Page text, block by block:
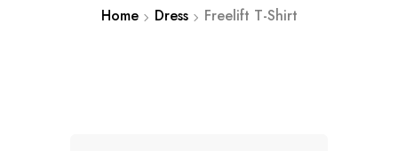
Home Dress Freelift T-Shirt